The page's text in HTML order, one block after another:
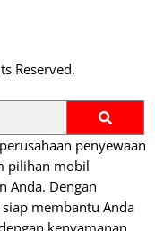
Reserved.
penyewaan
pilihan mobil
Anda. Dengan
membantu Anda